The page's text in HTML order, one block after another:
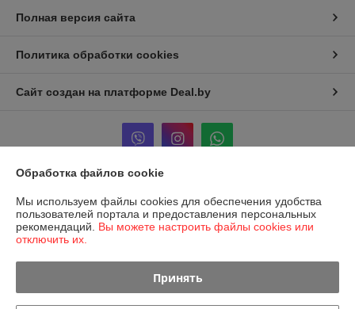
Полная версия сайта
Политика обработки cookies
Сайт создан на платформе Deal.by
Информация для покупателя
Юридическое лицо: ООО «Детали комфорта»
231400, Гродненская область, Новогрудок, Мицкевича, 49А, пом.3
Обработка файлов cookie
Мы используем файлы cookies для обеспечения удобства
пользователей портала и предоставления персональных
рекомендаций. Вы можете настроить файлы cookies или
отключить их.
Принять